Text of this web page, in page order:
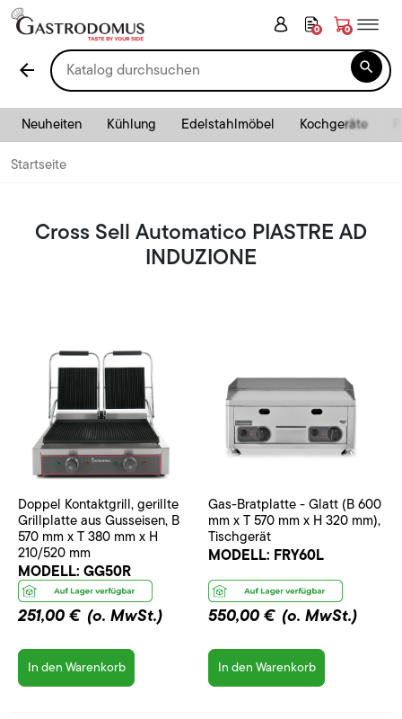
0 0
arrow_back 
Neuheiten Kühlung Edelstahlmöbel Kochgeräte
Startseite
Cross Sell Automatico PIASTRE AD
INDUZIONE
Doppel Kontaktgrill, gerillte
Grillplatte aus Gusseisen, B
570 mm x T 380 mm x H
210/520 mm
MODELL: GG50R
251,00 € (o. MwSt.)
In den Warenkorb
Gas-Bratplatte - Glatt (B 600
mm x T 570 mm x H 320 mm),
Tischgerät
MODELL: FRY60L
550,00 € (o. MwSt.)
In den Warenkorb